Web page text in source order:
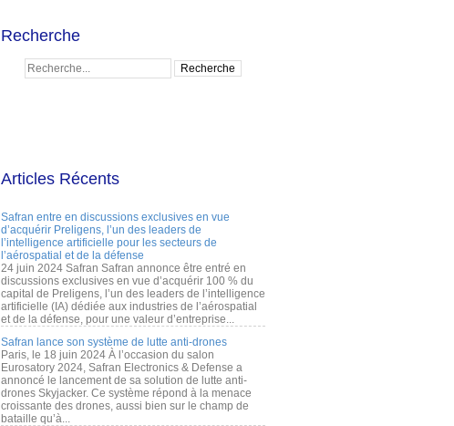
Recherche
Articles Récents
Safran entre en discussions exclusives en vue
d’acquérir Preligens, l’un des leaders de
l’intelligence artificielle pour les secteurs de
l’aérospatial et de la défense
24 juin 2024 Safran Safran annonce être entré en
discussions exclusives en vue d’acquérir 100 % du
capital de Preligens, l’un des leaders de l’intelligence
artificielle (IA) dédiée aux industries de l’aérospatial
et de la défense, pour une valeur d’entreprise...
Safran lance son système de lutte anti-drones
Paris, le 18 juin 2024 À l’occasion du salon
Eurosatory 2024, Safran Electronics & Defense a
annoncé le lancement de sa solution de lutte anti-
drones Skyjacker. Ce système répond à la menace
croissante des drones, aussi bien sur le champ de
bataille qu’à...